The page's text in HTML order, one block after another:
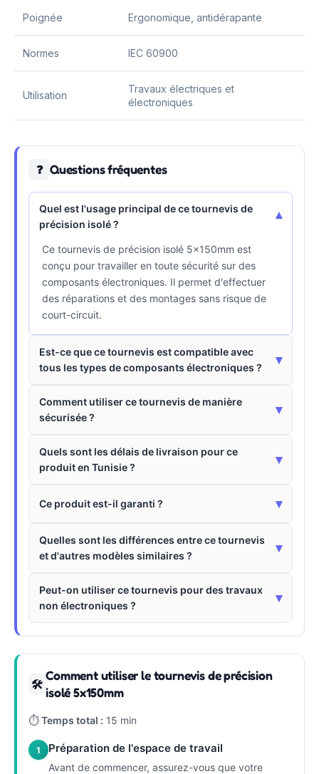
Poignée Ergonomique, antidérapante
Normes IEC 60900
Utilisation
Travaux électriques et
électroniques
❓ Questions fréquentes
Quel est l'usage principal de ce tournevis de
précision isolé ?
▾
Ce tournevis de précision isolé 5x150mm est
conçu pour travailler en toute sécurité sur des
composants électroniques. Il permet d'effectuer
des réparations et des montages sans risque de
court-circuit.
Est-ce que ce tournevis est compatible avec
tous les types de composants électroniques ?
▾
Comment utiliser ce tournevis de manière
sécurisée ?
▾
Quels sont les délais de livraison pour ce
produit en Tunisie ?
▾
Ce produit est-il garanti ? ▾
Quelles sont les différences entre ce tournevis
et d'autres modèles similaires ?
▾
Peut-on utiliser ce tournevis pour des travaux
non électroniques ?
▾
🛠
Comment utiliser le tournevis de précision
isolé 5x150mm
⏱Temps total : 15 min
1 Préparation de l'espace de travail
Avant de commencer, assurez-vous que votre